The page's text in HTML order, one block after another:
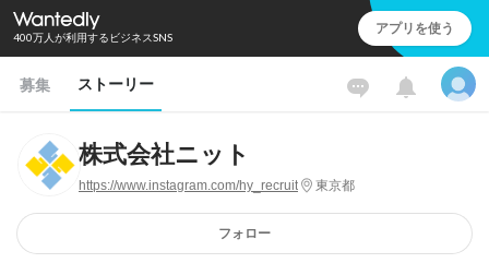
400万人が利用するビジネスSNS アプリを使う
募集 ストーリー
株式会社ニット
https://www.instagram.com/hy_recruit 東京都
フォロー